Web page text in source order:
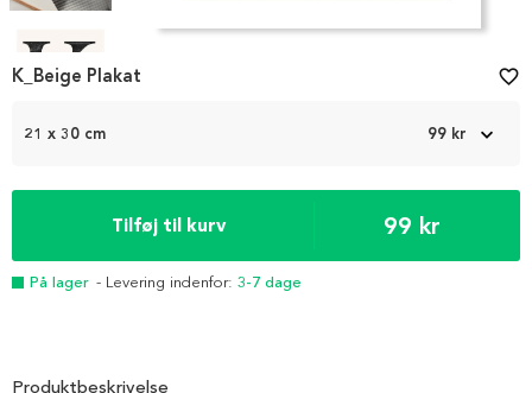
1
21 x 30 cm 99 kr
Tilføj til kurv 99 kr
På lager - Levering indenfor: 3-7 dage
K_Beige Plakat favorite_border
Produktbeskrivelse